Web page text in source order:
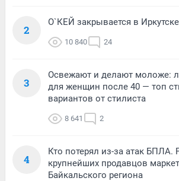
2
О`КЕЙ закрывается в Иркутске
10 840 24
3
Освежают и делают моложе:
для женщин после 40 — топ
вариантов от стилиста
8 641 2
4
Кто потерял из-за атак БПЛА.
крупнейших продавцов
Байкальского региона